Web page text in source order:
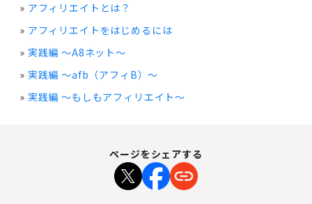
アフィリエイトとは？
アフィリエイトをはじめるには
実践編 ～A8ネット～
実践編 ～afb（アフィB）～
実践編 ～もしもアフィリエイト～
ページをシェアする